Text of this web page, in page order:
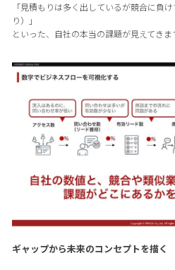
「見積もりは多く出しているが競合に負
り）」
といった、自社の本当の課題が見えてきま
ギャップから未来のコンセプトを描く